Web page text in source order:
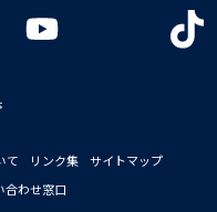
て リンク集
サイトマップ
合わせ窓口